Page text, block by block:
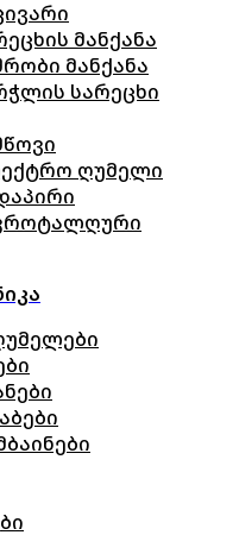
მანქანა
მანქანა
სარეცხი
ღუმელი